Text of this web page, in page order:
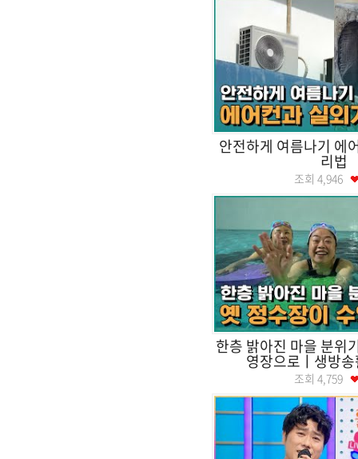
안전하게 여름나기 에
리법
조회 4,946
한층 밝아진 마을 분위
영장으로ㅣ생방
조회 4,759